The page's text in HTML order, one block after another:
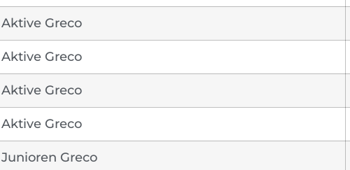
Greco
Greco
Greco
Greco
Greco